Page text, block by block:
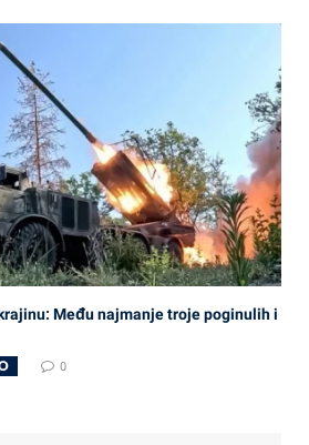
Među najmanje troje poginulih i
0